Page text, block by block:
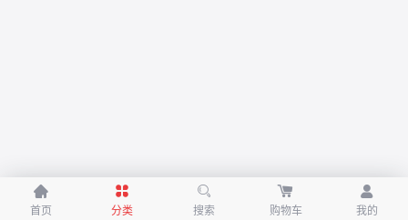

首页

分类

搜索

购物车

我的